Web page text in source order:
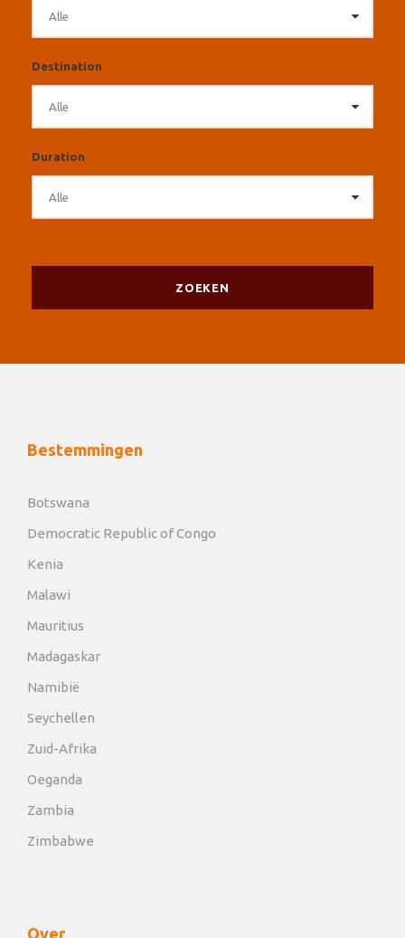
Destination
Duration
Bestemmingen
Botswana
Democratic Republic of Congo
Kenia
Malawi
Mauritius
Madagaskar
Namibië
Seychellen
Zuid-Afrika
Oeganda
Zambia
Zimbabwe
Over